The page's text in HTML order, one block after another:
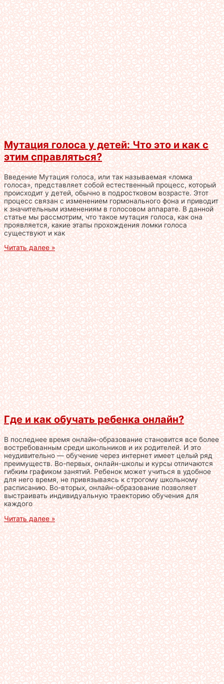
Мутация голоса у детей: Что это и как с
этим справляться?
Введение Мутация голоса, или так называемая «ломка
голоса», представляет собой естественный процесс, который
происходит у детей, обычно в подростковом возрасте. Этот
процесс связан с изменением гормонального фона и приводит
к значительным изменениям в голосовом аппарате. В данной
статье мы рассмотрим, что такое мутация голоса, как она
проявляется, какие этапы прохождения ломки голоса
существуют и как
Читать далее »
Где и как обучать ребенка онлайн?
В последнее время онлайн-образование становится все более
востребованным среди школьников и их родителей. И это
неудивительно — обучение через интернет имеет целый ряд
преимуществ. Во-первых, онлайн-школы и курсы отличаются
гибким графиком занятий. Ребенок может учиться в удобное
для него время, не привязываясь к строгому школьному
расписанию. Во-вторых, онлайн-образование позволяет
выстраивать индивидуальную траекторию обучения для
каждого
Читать далее »